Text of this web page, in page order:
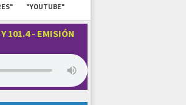
"YOUTUBE"
101.4 - EMISIÓN